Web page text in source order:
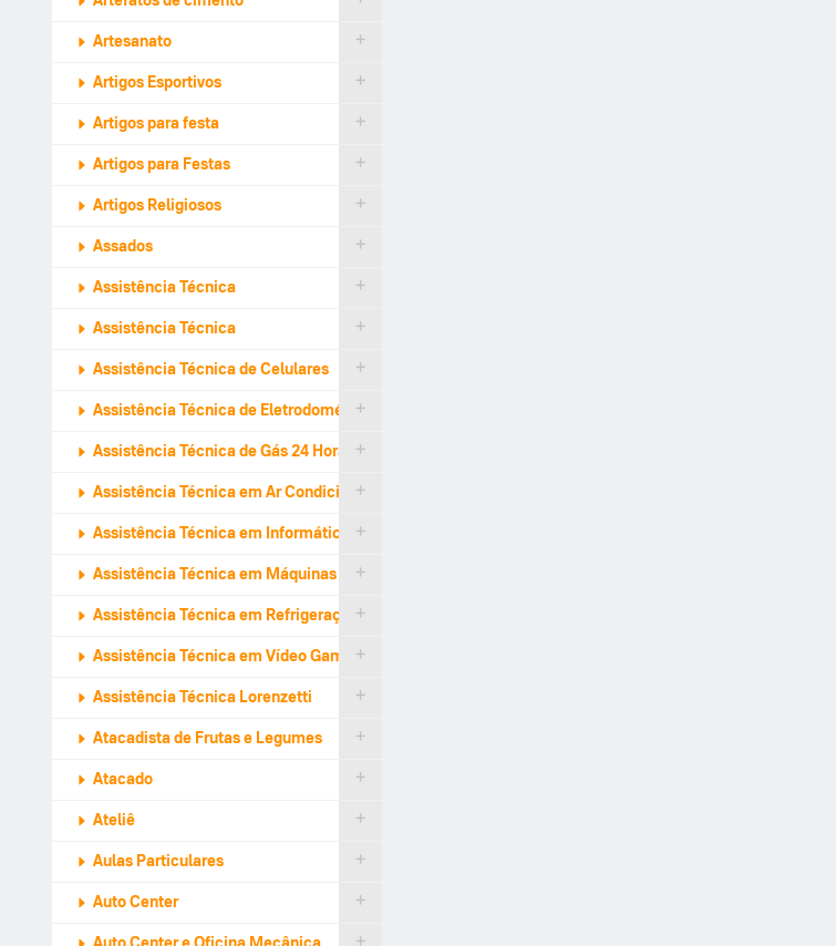
Artesanato
Artigos Esportivos
Artigos para festa
Artigos para Festas
Artigos Religiosos
Assados
Assistência Técnica
Assistência Técnica
Assistência Técnica de Celulares
Assistência Técnica de Eletrodomésticos
Assistência Técnica de Gás 24 Horas
Assistência Técnica em Ar Condicionado
Assistência Técnica em Informática
Assistência Técnica em Máquinas de Lavar
Assistência Técnica em Refrigeração
Assistência Técnica em Vídeo Games
Assistência Técnica Lorenzetti
Atacadista de Frutas e Legumes
Atacado
Ateliê
Aulas Particulares
Auto Center
Auto Center e Oficina Mecânica